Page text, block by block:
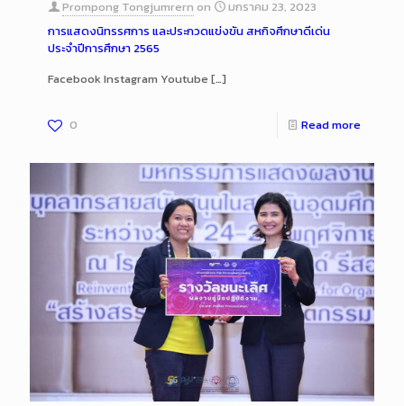
Prompong Tongjumrern on
มกราคม 23, 2023
การแสดงนิทรรศการ และประกวดแข่งขัน สหกิจศึกษาดีเด่น
ประจำปีการศึกษา 2565
Facebook Instagram Youtube […]
0 Read more